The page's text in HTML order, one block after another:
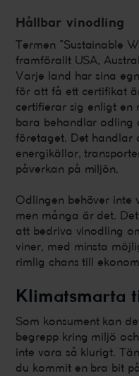
Hållbar vinodling
Termen ”Sustainable
framförallt USA,
Varje land har sina
för att få ett certifikat
certifierar sig enligt en
bara behandlar odling
företaget. Det handlar
energikällor,
påverkan på miljön.
Odlingen behöver inte
men många är det.
att bedriva vinodling
viner, med minsta
rimlig chans till
Klimatsmarta
Som konsument kan
begrepp kring miljö
inte vara så klurigt.
du kommit en bra bit